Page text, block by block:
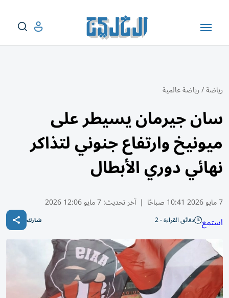
رياضة/رياضة عالمية
سان جيرمان يسيطر على
ميونيخ وارتفاع جنوني لتذاكر
نهائي دوري الأبطال
7 مايو 2026 10:41 صباحًا | آخر تحديث:7 مايو 12:06 2026
استمع دقائق القراءة - 2 شارك